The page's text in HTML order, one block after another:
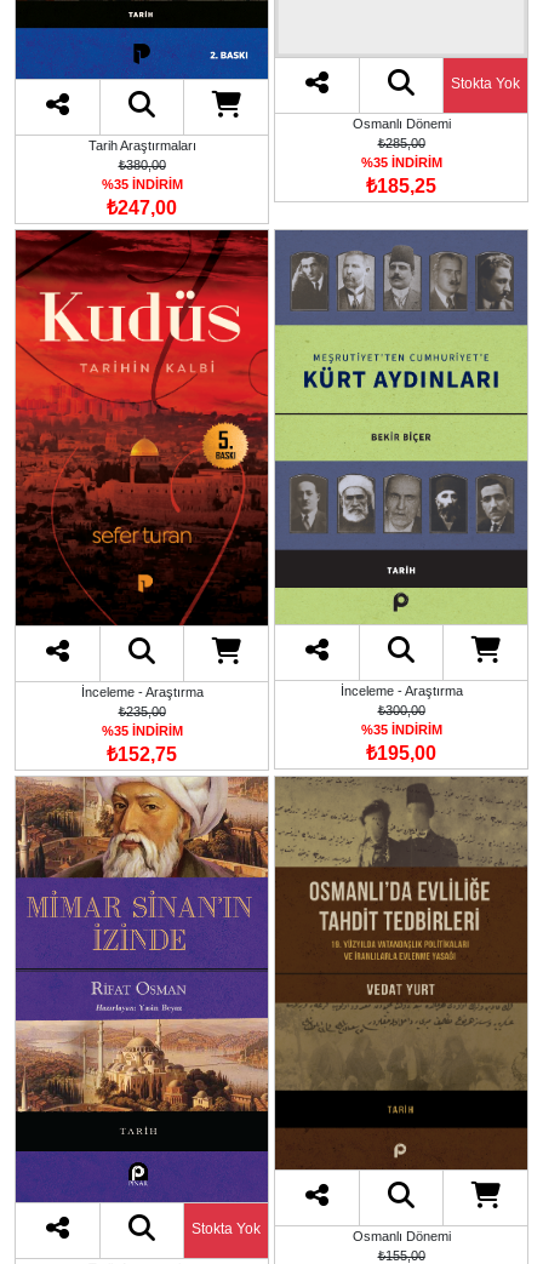
Tarih Araştırmaları
₺380,00
%35 İNDİRİM
₺247,00
Stokta Yok
Osmanlı Dönemi
₺285,00
%35 İNDİRİM
₺185,25
İnceleme - Araştırma
₺235,00
%35 İNDİRİM
₺152,75
İnceleme - Araştırma
₺300,00
%35 İNDİRİM
₺195,00
Stokta Yok
Osmanlı Dönemi
₺155,00